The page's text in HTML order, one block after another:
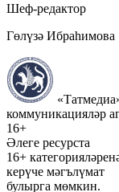
Шеф-редактор
Гөлүзә Ибраһимова
коммуникацияләр
16+
Әлеге ресурста
16+
керүче мәгълүмат
булырга мөмкин.